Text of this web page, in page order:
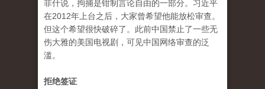
菲什说，拘捕是钳制言论自由的一部分。习近平
在2012年上台之后，大家曾希望他能放松审查。
但这个希望很快破碎了。此前中国禁止了一些无
伤大雅的美国电视剧，可见中国网络审查的泛
滥。
拒绝签证